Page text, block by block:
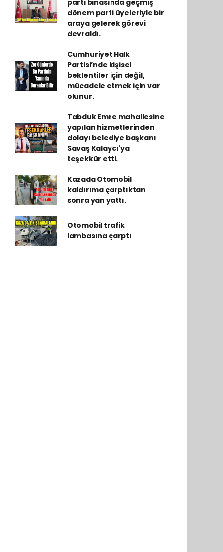
parti binasında geçmiş
dönem parti üyeleriyle bir
araya gelerek görevi
devraldı.
Cumhuriyet Halk
Partisi’nde kişisel
beklentiler için değil,
mücadele etmek için var
olunur.
Tabduk Emre mahallesine
yapılan hizmetlerinden
dolayı belediye başkanı
Savaş Kalaycı'ya
teşekkür etti.
Kazada Otomobil
kaldırıma çarptıktan
sonra yan yattı.
Otomobil trafik
lambasına çarptı